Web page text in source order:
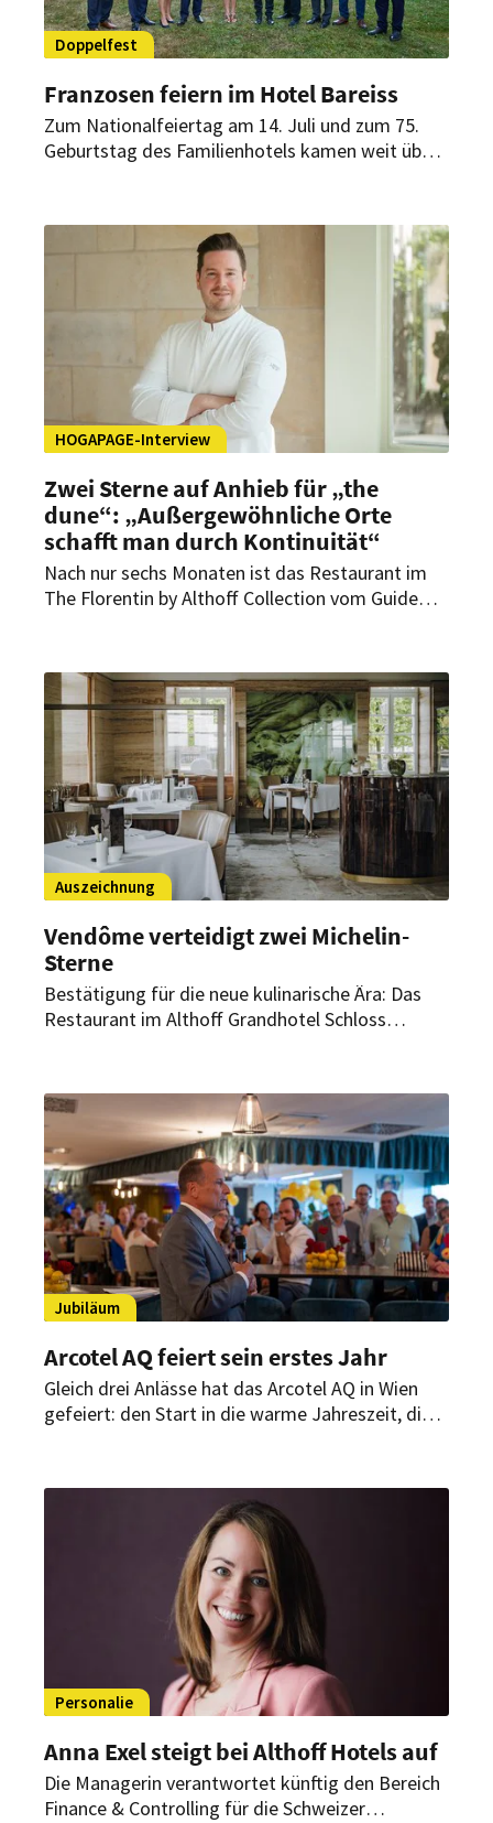
Doppelfest
Franzosen feiern im Hotel Bareiss
Zum Nationalfeiertag am 14. Juli und zum 75.
Geburtstag des Familienhotels kamen weit über
festliches Menü prägten die Veranstaltung.
HOGAPAGE-Interview
Zwei Sterne auf Anhieb für „the
dune“: „Außergewöhnliche Orte
schafft man durch Kontinuität“
Nach nur sechs Monaten ist das Restaurant im
The Florentin by Althoff Collection vom Guide
spricht Küchenchef Niclas Nußbaumer über den
schnellen Erfolg, steigende Erwartungen und die
Bedeutung Frankfurts als Genussdestination.
Auszeichnung
Vendôme verteidigt zwei Michelin-
Sterne
Bestätigung für die neue kulinarische Ära: Das
Restaurant im Althoff Grandhotel Schloss
Kuckuck bestätigt damit nach dem
Generationswechsel die kulinarische
Spitzenposition des Hauses.
Jubiläum
Arcotel AQ feiert sein erstes Jahr
Gleich drei Anlässe hat das Arcotel AQ in Wien
gefeiert: den Start in die warme Jahreszeit, die
dem Sommerfest des Hauses.
Personalie
Anna Exel steigt bei Althoff Hotels auf
Die Managerin verantwortet künftig den Bereich
Finance & Controlling für die Schweizer